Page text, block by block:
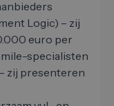
Logic) – zij
euro per
specialisten
zij presenteren